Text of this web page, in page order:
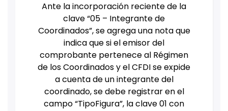
Ante la incorporación reciente de la
clave “05 – Integrante de
Coordinados”, se agrega una nota que
indica que si el emisor del
comprobante pertenece al Régimen
de los Coordinados y el CFDI se expide
a cuenta de un integrante del
coordinado, se debe registrar en el
campo “TipoFigura”, la clave 01 con